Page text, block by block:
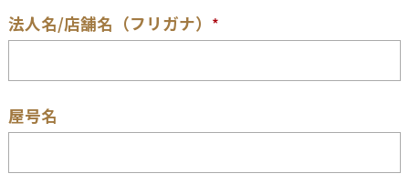
法人名/店舗名（フリガナ） *
屋号名